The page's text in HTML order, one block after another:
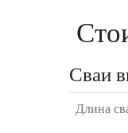
Сваи
Длина